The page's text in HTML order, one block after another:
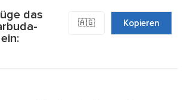
das
🇦🇬 Kopieren